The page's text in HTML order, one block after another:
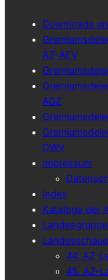
Downloads
AZ-AEV
AGZ
DWV
Impressum
Index
Kataloge der
44. AZ-
45. AZ-